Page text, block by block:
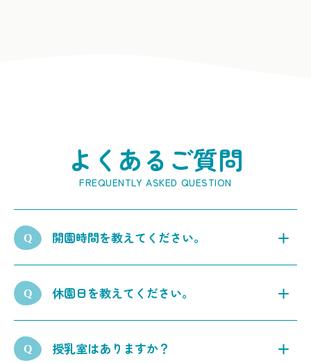
よくあるご質問
開園時間を教えてください。
※ 閉園時間は季節により異なる場合がございま
す。
詳細はトピックスページにてご案内いたしま
休園日を教えてください。
の他、イベント開催やメンテナンス等により休園
授乳室はありますか？